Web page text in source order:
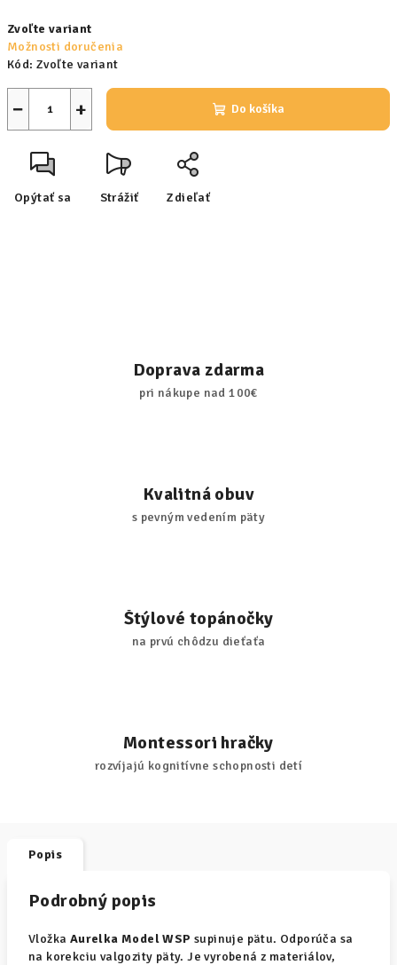
cena:
Zvoľte variant
Možnosti doručenia
Kód: Zvoľte variant
+
− Do košíka
Opýtať sa Strážiť Zdieľať
Doprava zdarma
pri nákupe nad 100€
Kvalitná obuv
s pevným vedením päty
Štýlové topánočky
na prvú chôdzu dieťaťa
Montessori hračky
rozvíjajú kognitívne schopnosti detí
Popis
Podrobný popis
Vložka Aurelka Model WSP supinuje pätu. Odporúča sa
na korekciu valgozity päty. Je vyrobená z materiálov,